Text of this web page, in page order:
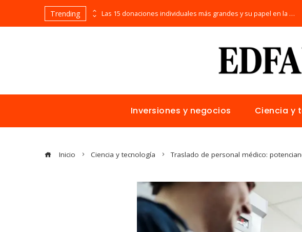
Trending La historia detrás de los inventos que surgieron por accidente y cambiaron el mundo Las 15 donaciones individuales más grandes y su papel en la solución de crisis globales
Inversiones y negocios Ciencia y
Inicio Ciencia y tecnología Traslado de personal médico: